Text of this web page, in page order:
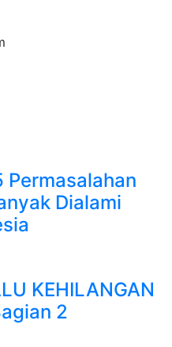
Permasalahan
Dialami
KEHILANGAN
2